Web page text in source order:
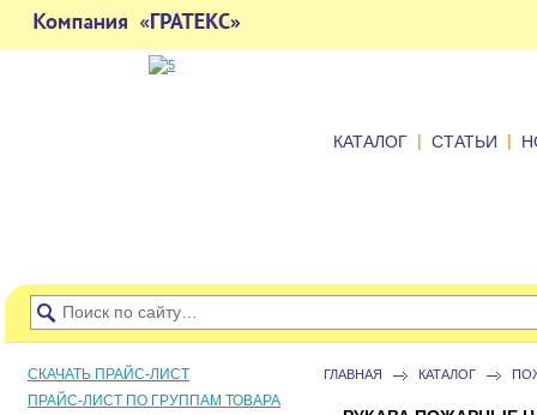
КАТАЛОГ | СТАТЬИ |
ГЛАВНАЯ КАТАЛОГ
СКАЧАТЬ ПРАЙС-ЛИСТ
ПРАЙС-ЛИСТ ПО ГРУППАМ ТОВАРА